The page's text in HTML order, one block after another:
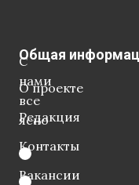
С
нами
все
ясно
Общая
О проекте
Редакция
Контакты
Вакансии